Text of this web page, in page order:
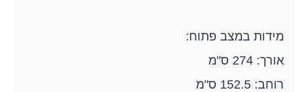
מידות במצב פתוח:
אורך: 274 ס"מ
רוחב: 152.5 ס"מ